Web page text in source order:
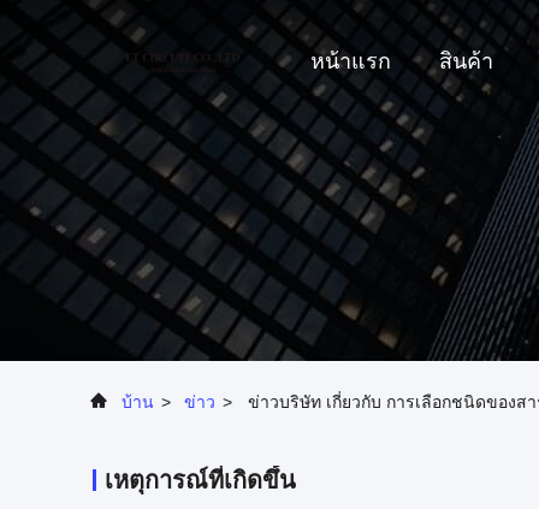
หน้าแรก สินค้า
บ้าน > ข่าว > ข่าวบริษัท เกี่ยวกับ การเลือกชนิดของส
เหตุการณ์ที่เกิดขึ้น